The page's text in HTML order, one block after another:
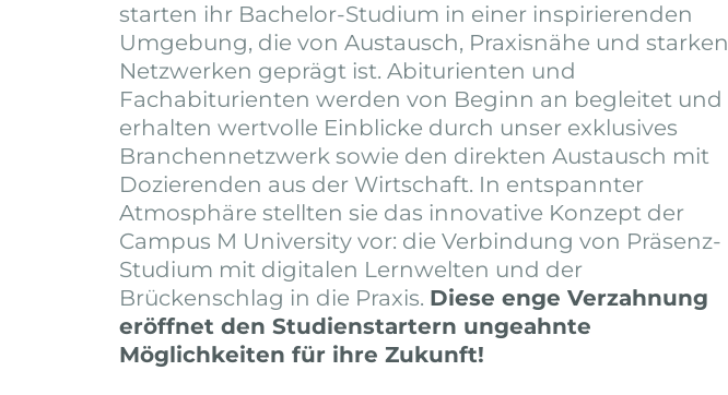
starten ihr Bachelor-Studium in einer inspirierenden
Umgebung, die von Austausch, Praxisnähe und starken
Netzwerken geprägt ist. Abiturienten und
Fachabiturienten werden von Beginn an begleitet und
erhalten wertvolle Einblicke durch unser exklusives
Branchennetzwerk sowie den direkten Austausch mit
Dozierenden aus der Wirtschaft. In entspannter
Atmosphäre stellten sie das innovative Konzept der
Campus M University vor: die Verbindung von Präsenz-
Studium mit digitalen Lernwelten und der
Brückenschlag in die Praxis. Diese enge Verzahnung
eröffnet den Studienstartern ungeahnte
Möglichkeiten für ihre Zukunft!